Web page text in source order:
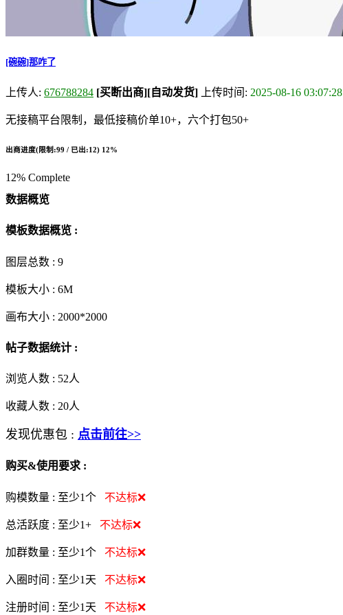
[碗碗]那咋了
上传人: 676788284 [买断出商][自动发货] 上传时间: 2025-08-16 03:07:28
无接稿平台限制，最低接稿价单10+，六个打包50+
出商进度(限制:99 / 已出:12) 12%
12% Complete
数据概览
模板数据概览 :
图层总数 : 9
模板大小 : 6M
画布大小 : 2000*2000
帖子数据统计 :
浏览人数 : 52人
收藏人数 : 20人
发现优惠包 : 点击前往>>
购买&使用要求 :
购模数量 : 至少1个 不达标❌
总活跃度 : 至少1+ 不达标❌
加群数量 : 至少1个 不达标❌
入圈时间 : 至少1天 不达标❌
注册时间 : 至少1天 不达标❌